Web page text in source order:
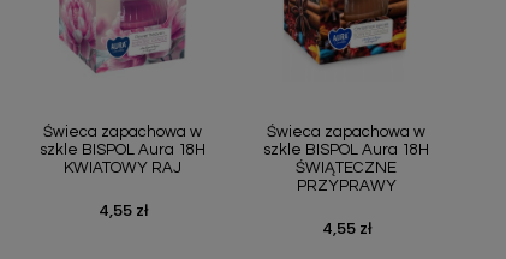
Świeca zapachowa w
szkle BISPOL Aura 18H
KWIATOWY RAJ
Cena
4,55 zł
Świeca zapachowa w
szkle BISPOL Aura 18H
ŚWIĄTECZNE
PRZYPRAWY
Cena
4,55 zł